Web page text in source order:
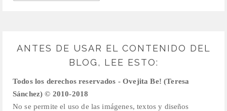
ANTES DE USAR EL CONTENIDO DEL
BLOG, LEE ESTO:
Todos los derechos reservados - Ovejita Be! (Teresa
Sánchez) © 2010-2018
No se permite el uso de las imágenes, textos y diseños